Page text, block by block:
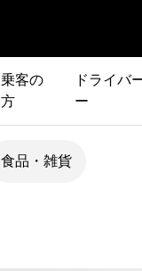
乗客の
方
ドライバ
ー
食品・雑貨